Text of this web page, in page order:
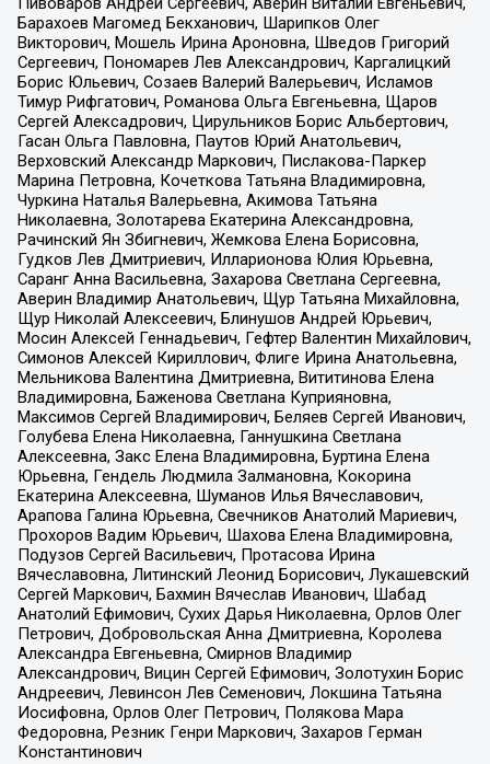
Барахоев Магомед Бекханович, Шарипков Олег
Викторович, Мошель Ирина Ароновна, Шведов Григорий
Сергеевич, Пономарев Лев Александрович, Каргалицкий
Борис Юльевич, Созаев Валерий Валерьевич, Исламов
Тимур Рифгатович, Романова Ольга Евгеньевна, Щаров
Сергей Алексадрович, Цирульников Борис Альбертович,
Гасан Ольга Павловна, Паутов Юрий Анатольевич,
Верховский Александр Маркович, Пислакова-Паркер
Марина Петровна, Кочеткова Татьяна Владимировна,
Чуркина Наталья Валерьевна, Акимова Татьяна
Николаевна, Золотарева Екатерина Александровна,
Рачинский Ян Збигневич, Жемкова Елена Борисовна,
Гудков Лев Дмитриевич, Илларионова Юлия Юрьевна,
Саранг Анна Васильевна, Захарова Светлана Сергеевна,
Аверин Владимир Анатольевич, Щур Татьяна Михайловна,
Щур Николай Алексеевич, Блинушов Андрей Юрьевич,
Мосин Алексей Геннадьевич, Гефтер Валентин Михайлович,
Симонов Алексей Кириллович, Флиге Ирина Анатольевна,
Мельникова Валентина Дмитриевна, Вититинова Елена
Владимировна, Баженова Светлана Куприяновна,
Максимов Сергей Владимирович, Беляев Сергей Иванович,
Голубева Елена Николаевна, Ганнушкина Светлана
Алексеевна, Закс Елена Владимировна, Буртина Елена
Юрьевна, Гендель Людмила Залмановна, Кокорина
Екатерина Алексеевна, Шуманов Илья Вячеславович,
Арапова Галина Юрьевна, Свечников Анатолий Мариевич,
Прохоров Вадим Юрьевич, Шахова Елена Владимировна,
Подузов Сергей Васильевич, Протасова Ирина
Вячеславовна, Литинский Леонид Борисович, Лукашевский
Сергей Маркович, Бахмин Вячеслав Иванович, Шабад
Анатолий Ефимович, Сухих Дарья Николаевна, Орлов Олег
Петрович, Добровольская Анна Дмитриевна, Королева
Александра Евгеньевна, Смирнов Владимир
Александрович, Вицин Сергей Ефимович, Золотухин Борис
Андреевич, Левинсон Лев Семенович, Локшина Татьяна
Иосифовна, Орлов Олег Петрович, Полякова Мара
Федоровна, Резник Генри Маркович, Захаров Герман
Константинович